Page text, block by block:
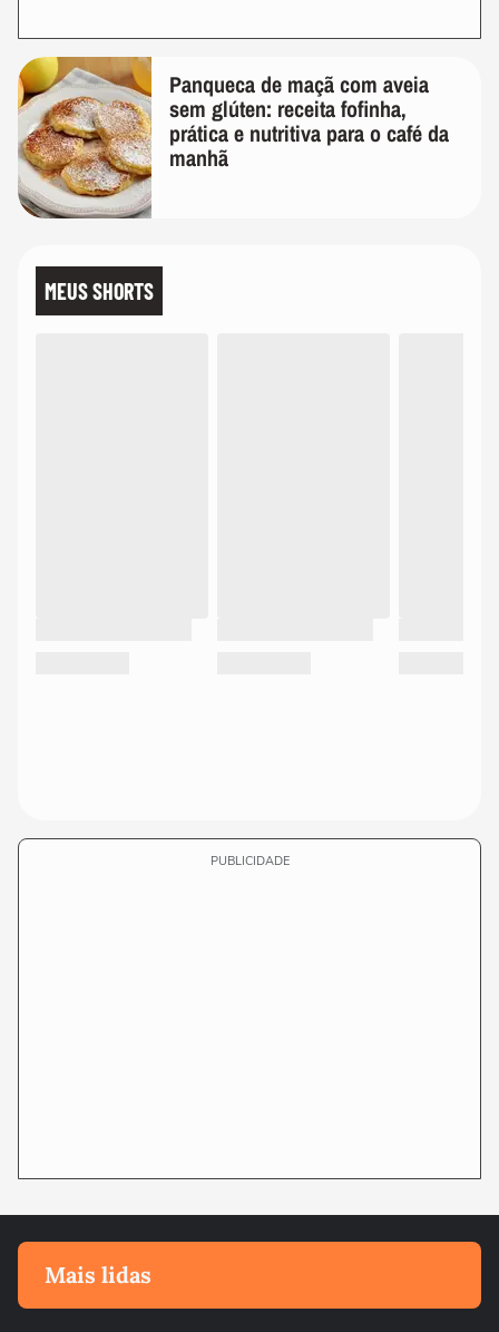
Panqueca de maçã com aveia
sem glúten: receita fofinha,
prática e nutritiva para o café da
manhã
MEUS SHORTS
PUBLICIDADE
Mais lidas